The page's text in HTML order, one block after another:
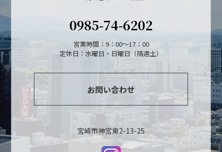
0985-74-6202
営業時間：9：00～17：00
定休日：水曜日・日曜日（隔週土）
お問い合わせ
宮崎市神宮東2-13-25